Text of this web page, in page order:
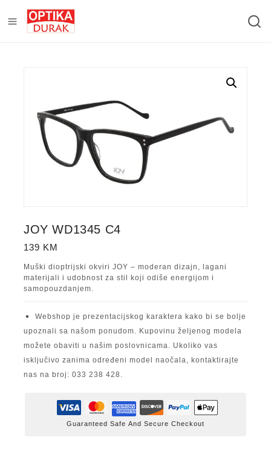
JOY WD1345 C4
139 KM
Muški dioptrijski okviri JOY – moderan dizajn, lagani
materijali i udobnost za stil koji odiše energijom i
samopouzdanjem.
Webshop je prezentacijskog karaktera kako bi se bolje
upoznali sa našom ponudom. Kupovinu željenog modela
možete obaviti u našim poslovnicama. Ukoliko vas
isključivo zanima određeni model naočala, kontaktirajte
nas na broj: 033 238 428.
Guaranteed Safe And Secure Checkout